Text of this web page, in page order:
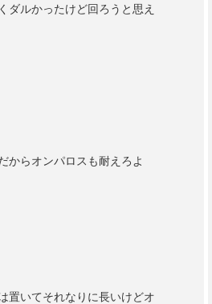
ダルかったけど回ろうと思え
からオンパロスも耐えろよ
置いてそれなりに長いけどオ